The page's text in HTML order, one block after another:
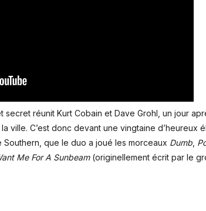
secret réunit Kurt Cobain et Dave Grohl, un jour
ville. C’est donc devant une vingtaine d’heureux
que le duo a joué les morceaux Dumb
Me For A Sunbeam(originellement écrit par le